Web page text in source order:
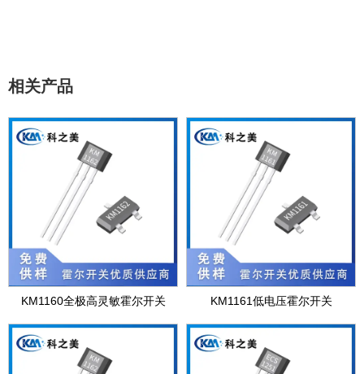
相关产品
KM1160全极高灵敏霍尔开关 KM1161低电压霍尔开关